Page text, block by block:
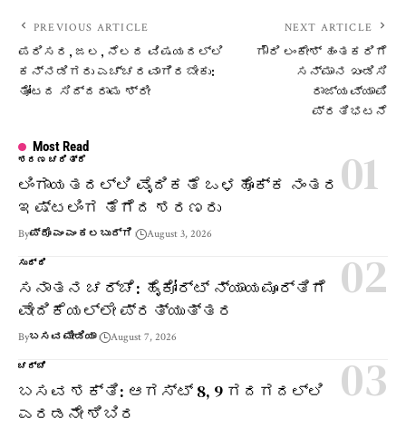
PREVIOUS ARTICLE
ಪರಿಸರ, ಜಲ‌, ನೆಲದ ವಿಷಯದಲ್ಲಿ
ಕನ್ನಡಿಗರು ಎಚ್ಚರವಾಗಿರಬೇಕು:
ತೋಂಟದ ಸಿದ್ದರಾಮ ಶ್ರೀ
NEXT ARTICLE
ಗೌರಿ ಲಂಕೇಶ್ ಹಂತಕರಿಗೆ
ಸನ್ಮಾನ ಖಂಡಿಸಿ
ರಾಜ್ಯವ್ಯಾಪಿ
ಪ್ರತಿಭಟನೆ
Most Read
ಶರಣ ಚರಿತ್ರೆ
ಲಿಂಗಾಯತದಲ್ಲಿ ವೈದಿಕತೆ ಒಳಹೊಕ್ಕ ನಂತರ
ಇಷ್ಟಲಿಂಗ ತೆಗೆದ ಶರಣರು
Byಪ್ರೊ ಎಂ ಎಂ ಕಲಬುರ್ಗಿ August 3, 2026
ಸುದ್ದಿ
ಸನಾತನ ಚರ್ಚೆ: ಹೈಕೋರ್ಟ್ ನ್ಯಾಯಮೂರ್ತಿಗೆ
ವೇದಿಕೆಯಲ್ಲೇ ಪ್ರತ್ಯುತ್ತರ
Byಬಸವ ಮೀಡಿಯಾ August 7, 2026
ಚರ್ಚೆ
ಬಸವ ಶಕ್ತಿ: ಆಗಸ್ಟ್ 8, 9 ಗದಗದಲ್ಲಿ
ಎರಡನೇ ಶಿಬಿರ